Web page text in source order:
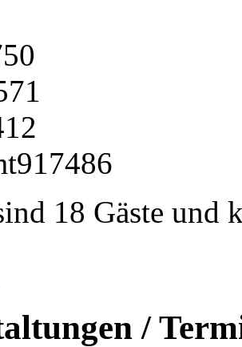
917486
18 Gäste und
/